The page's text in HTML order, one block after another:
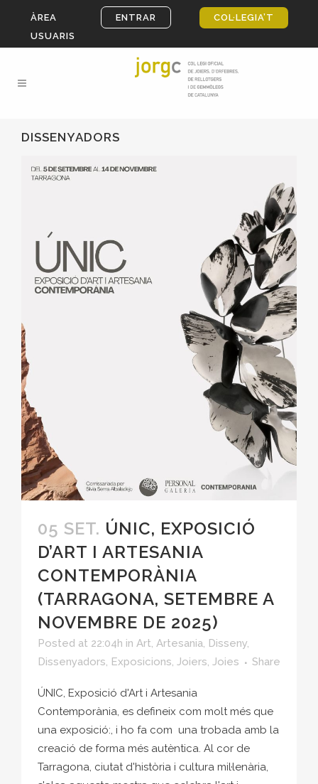
ÀREA
USUARIS
ENTRAR COL·LEGIA’T
DISSENYADORS
05 SET. ÚNIC, EXPOSICIÓ
D’ART I ARTESANIA
CONTEMPORÀNIA
(TARRAGONA, SETEMBRE A
NOVEMBRE DE 2025)
Posted at 22:04h in Art, Artesania, Disseny,
Dissenyadors, Exposicions, Joiers, Joies Share
ÚNIC, Exposició d'Art i Artesania
Contemporània, es defineix com molt més que
una exposició:, i ho fa com una trobada amb la
creació de forma més autèntica. Al cor de
Tarragona, ciutat d'història i cultura mil·lenària,